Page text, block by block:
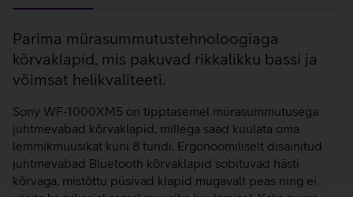
Lisainfo
Parima mürasummutustehnoloogiaga
kõrvaklapid, mis pakuvad rikkalikku bassi ja
võimsat helikvaliteeti.
Sony WF-1000XM5 on tipptasemel mürasummutusega
juhtmevabad kõrvaklapid, millega saad kuulata oma
lemmikmuusikat kuni 8 tundi. Ergonoomiliselt disainitud
juhtmevabad Bluetooth kõrvaklapid sobituvad hästi
kõrvaga, mistõttu püsivad klapid mugavalt peas ning ei